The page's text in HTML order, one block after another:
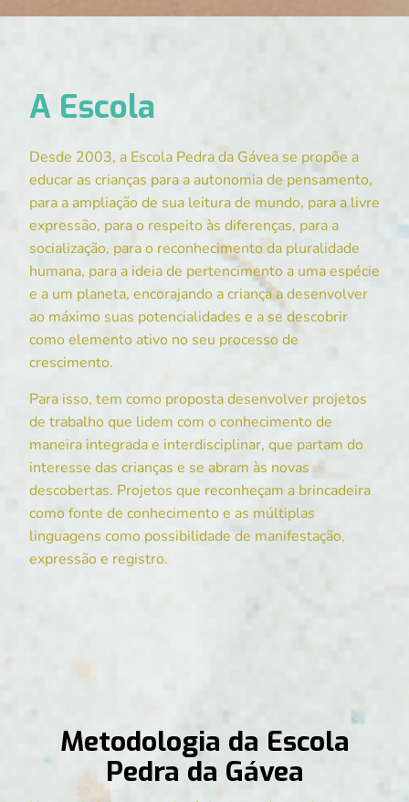
A Escola
Desde 2003, a Escola Pedra da Gávea se propõe a
educar as crianças para a autonomia de pensamento,
para a ampliação de sua leitura de mundo, para a livre
expressão, para o respeito às diferenças, para a
socialização, para o reconhecimento da pluralidade
humana, para a ideia de pertencimento a uma espécie
e a um planeta, encorajando a criança a desenvolver
ao máximo suas potencialidades e a se descobrir
como elemento ativo no seu processo de
crescimento.
Para isso, tem como proposta desenvolver projetos
de trabalho que lidem com o conhecimento de
maneira integrada e interdisciplinar, que partam do
interesse das crianças e se abram às novas
descobertas. Projetos que reconheçam a brincadeira
como fonte de conhecimento e as múltiplas
linguagens como possibilidade de manifestação,
expressão e registro.
Metodologia da Escola
Pedra da Gávea